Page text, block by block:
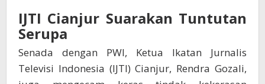
IJTI Cianjur Suarakan Tuntutan
Serupa
Senada dengan PWI, Ketua Ikatan Jurnalis
Televisi Indonesia (IJTI) Cianjur, Rendra Gozali,